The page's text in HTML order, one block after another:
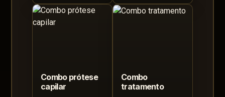
Combo prótese
capilar
Combo
tratamento